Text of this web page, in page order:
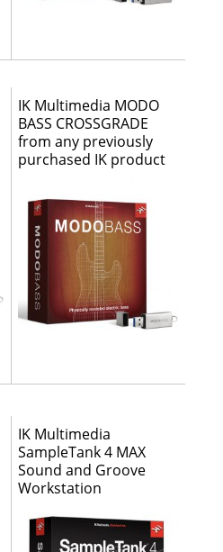
IK Multimedia MODO
BASS CROSSGRADE
from any previously
purchased IK product
IK Multimedia
SampleTank 4 MAX
Sound and Groove
Workstation